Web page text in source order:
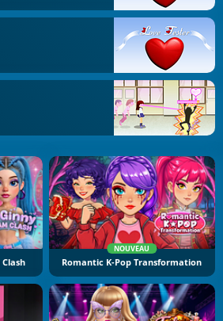
NOUVEAU
Romantic K-Pop Transformation